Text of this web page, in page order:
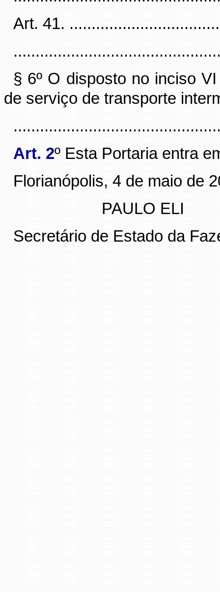
Art. 41.
§ 6º O disposto no inciso
de serviço de transporte
Art. 2º Esta Portaria entra
Florianópolis, 4 de maio de
PAULO ELI
Secretário de Estado da